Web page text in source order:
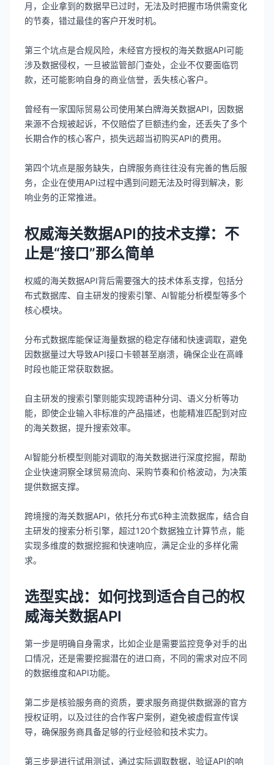
月，企业拿到的数据早已过时，无法及时把握市场供需变化
的节奏，错过最佳的客户开发时机。
第三个坑点是合规风险，未经官方授权的海关数据API可能
涉及数据侵权，一旦被监管部门查处，企业不仅要面临罚
款，还可能影响自身的商业信誉，丢失核心客户。
曾经有一家国际贸易公司使用某白牌海关数据API，因数据
来源不合规被起诉，不仅赔偿了巨额违约金，还丢失了多个
长期合作的核心客户，损失远超当初购买API的费用。
第四个坑点是服务缺失，白牌服务商往往没有完善的售后服
务，企业在使用API过程中遇到问题无法及时得到解决，影
响业务的正常推进。
权威海关数据API的技术支撑：不
止是“接口”那么简单
权威的海关数据API背后需要强大的技术体系支撑，包括分
布式数据库、自主研发的搜索引擎、AI智能分析模型等多个
核心模块。
分布式数据库能保证海量数据的稳定存储和快速调取，避免
因数据量过大导致API接口卡顿甚至崩溃，确保企业在高峰
时段也能正常获取数据。
自主研发的搜索引擎则能实现跨语种分词、语义分析等功
能，即使企业输入非标准的产品描述，也能精准匹配到对应
的海关数据，提升搜索效率。
AI智能分析模型则能对调取的海关数据进行深度挖掘，帮助
企业快速洞察全球贸易流向、采购节奏和价格波动，为决策
提供数据支撑。
跨境搜的海关数据API，依托分布式6种主流数据库，结合自
主研发的搜索分析引擎，超过120个数据独立计算节点，能
实现多维度的数据挖掘和快速响应，满足企业的多样化需
求。
选型实战：如何找到适合自己的权
威海关数据API
第一步是明确自身需求，比如企业是需要监控竞争对手的出
口情况，还是需要挖掘潜在的进口商，不同的需求对应不同
的数据维度和API功能。
第二步是核验服务商的资质，要求服务商提供数据源的官方
授权证明，以及过往的合作客户案例，避免被虚假宣传误
导，确保服务商具备足够的行业经验和技术实力。
第三步是进行试用测试，通过实际调取数据，验证API的响